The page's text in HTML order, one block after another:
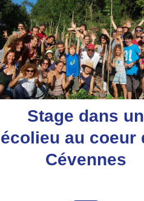
Stage dans un
écolieu au coeur
Cévennes